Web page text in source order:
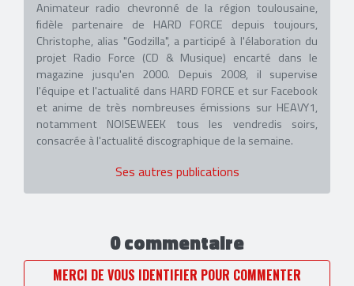
Animateur radio chevronné de la région toulousaine,
fidèle partenaire de HARD FORCE depuis toujours,
Christophe, alias "Godzilla", a participé à l'élaboration du
projet Radio Force (CD & Musique) encarté dans le
magazine jusqu'en 2000. Depuis 2008, il supervise
l'équipe et l'actualité dans HARD FORCE et sur Facebook
et anime de très nombreuses émissions sur HEAVY1,
notamment NOISEWEEK tous les vendredis soirs,
consacrée à l'actualité discographique de la semaine.
Ses autres publications
0 commentaire
MERCI DE VOUS IDENTIFIER POUR COMMENTER